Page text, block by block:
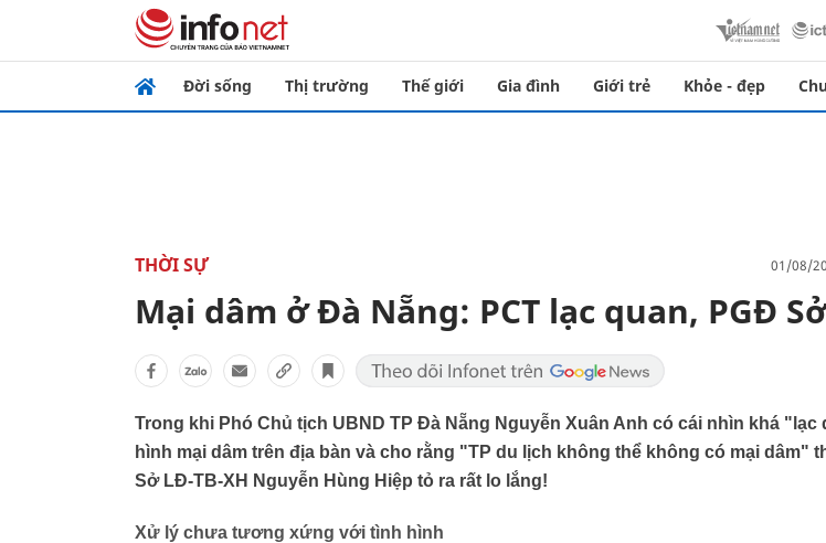
Đời sống Thị trường Thế giới Gia đình Giới trẻ Khỏe - đẹp
THỜI SỰ 01/08/
Mại dâm ở Đà Nẵng: PCT lạc quan, PGĐ
Trong khi Phó Chủ tịch UBND TP Đà Nẵng Nguyễn Xuân Anh có cái nhìn khá "lạc
hình mại dâm trên địa bàn và cho rằng "TP du lịch không thể không có mại dâm"
Sở LĐ-TB-XH Nguyễn Hùng Hiệp tỏ ra rất lo lắng!
Xử lý chưa tương xứng với tình hình